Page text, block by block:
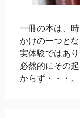
一冊の本は、
かけの一つと
実体験ではあ
必然的にその
からず・・・